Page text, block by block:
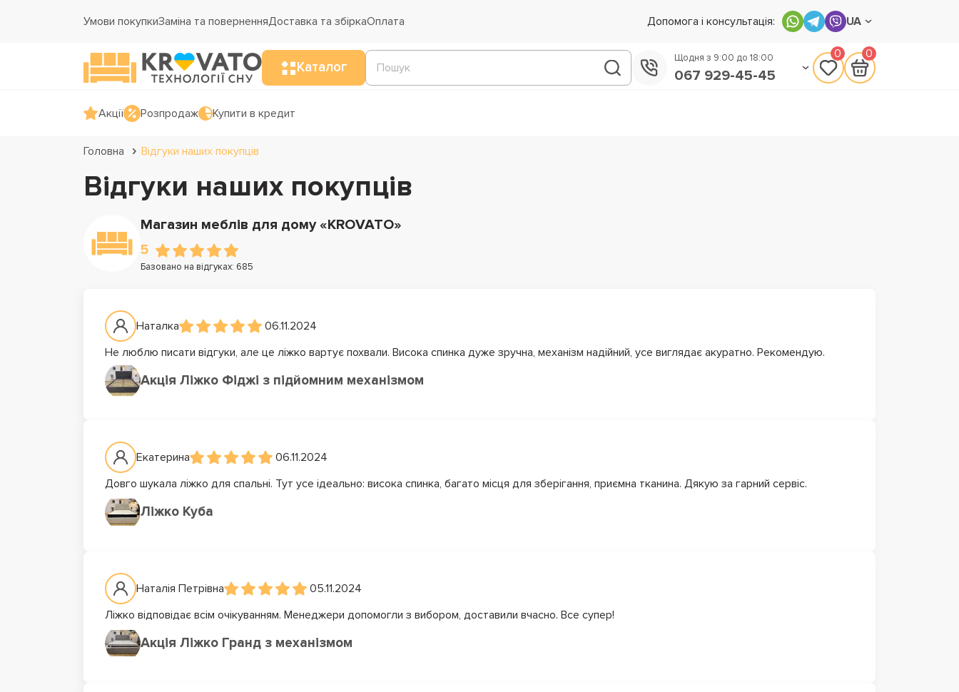
Умови покупкиЗаміна та поверненняДоставка та збіркаОплата Допомога і консультація: UA
Каталог
Щодня з 9:00 до 18:00
067 929-45-45
0 0
Акції Розпродаж Купити в кредит
Головна Відгуки наших покупців
Відгуки наших покупців
Магазин меблів для дому «KROVATO»
5
Базовано на відгуках: 685
Наталка
06.11.2024
Не люблю писати відгуки, але це ліжко вартує похвали. Висока спинка дуже зручна, механізм надійний, усе виглядає акуратно. Рекомендую.
Акція Ліжко Фіджі з підйомним механізмом
Екатерина
06.11.2024
Довго шукала ліжко для спальні. Тут усе ідеально: висока спинка, багато місця для зберігання, приємна тканина. Дякую за гарний сервіс.
Ліжко Куба
Наталія Петрівна
05.11.2024
Ліжко відповідає всім очікуванням. Менеджери допомогли з вибором, доставили вчасно. Все супер!
Акція Ліжко Гранд з механізмом